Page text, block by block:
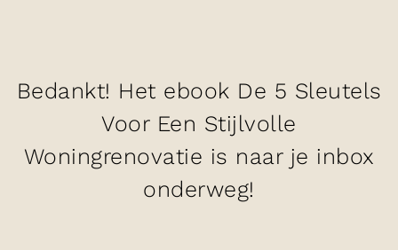
Bedankt! Het ebook De 5 Sleutels
Voor Een Stijlvolle
Woningrenovatie is naar je inbox
onderweg!